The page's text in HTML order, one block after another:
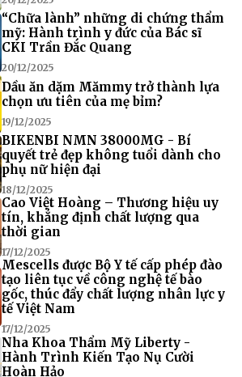
“Chữa lành” những di chứng thẩm
mỹ: Hành trình y đức của Bác sĩ
CKI Trần Đắc Quang
20/12/2025
Dầu ăn dặm Mămmy trở thành lựa
chọn ưu tiên của mẹ bỉm?
19/12/2025
BIKENBI NMN 38000MG - Bí
quyết trẻ đẹp không tuổi dành cho
phụ nữ hiện đại
18/12/2025
Cao Việt Hoàng – Thương hiệu uy
tín, khẳng định chất lượng qua
thời gian
17/12/2025
Mescells được Bộ Y tế cấp phép đào
tạo liên tục về công nghệ tế bào
gốc, thúc đẩy chất lượng nhân lực y
tế Việt Nam
17/12/2025
Nha Khoa Thẩm Mỹ Liberty -
Hành Trình Kiến Tạo Nụ Cười
Hoàn Hảo